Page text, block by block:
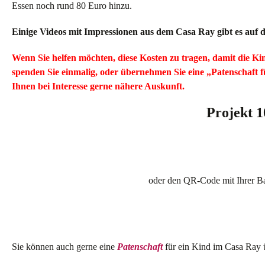
Essen noch rund 80 Euro hinzu.
Einige Videos mit Impressionen aus dem Casa Ray gibt es auf
Wenn Sie helfen möchten, diese Kosten zu tragen, damit die
spenden Sie einmalig, oder übernehmen Sie eine
Ihnen bei Interesse gerne nähere Auskunft.
Projekt
oder den QR-Code mit Ihrer
Sie können auch gerne eine Patenschaftfür ein Kind im Casa Ray